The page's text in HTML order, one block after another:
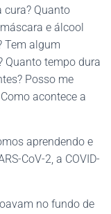
cura? Quanto
e álcool
Tem algum
Quanto tempo dura
Posso me
acontece a
aprendendo e
CoV-2, a COVID-
no fundo de